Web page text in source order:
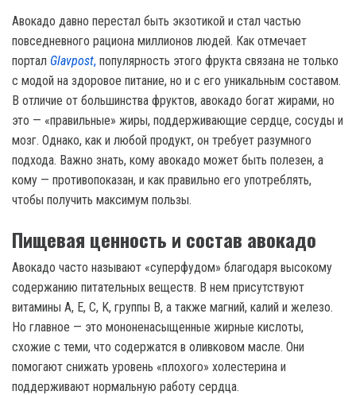
Авокадо давно перестал быть экзотикой и стал частью
повседневного рациона миллионов людей. Как отмечает
портал Glavpost, популярность этого фрукта связана не только
с модой на здоровое питание, но и с его уникальным составом.
В отличие от большинства фруктов, авокадо богат жирами, но
это — «правильные» жиры, поддерживающие сердце, сосуды и
мозг. Однако, как и любой продукт, он требует разумного
подхода. Важно знать, кому авокадо может быть полезен, а
кому — противопоказан, и как правильно его употреблять,
чтобы получить максимум пользы.
Пищевая ценность и состав авокадо
Авокадо часто называют «суперфудом» благодаря высокому
содержанию питательных веществ. В нем присутствуют
витамины A, E, C, K, группы B, а также магний, калий и железо.
Но главное — это мононенасыщенные жирные кислоты,
схожие с теми, что содержатся в оливковом масле. Они
помогают снижать уровень «плохого» холестерина и
поддерживают нормальную работу сердца.